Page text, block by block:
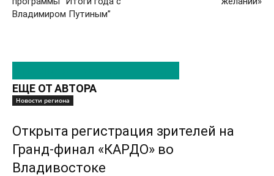
Владимиром Путиным”
ЕЩЕ ОТ АВТОРА
Новости региона
Открыта регистрация зрителей на
Гранд-финал «КАРДО» во
Владивостоке